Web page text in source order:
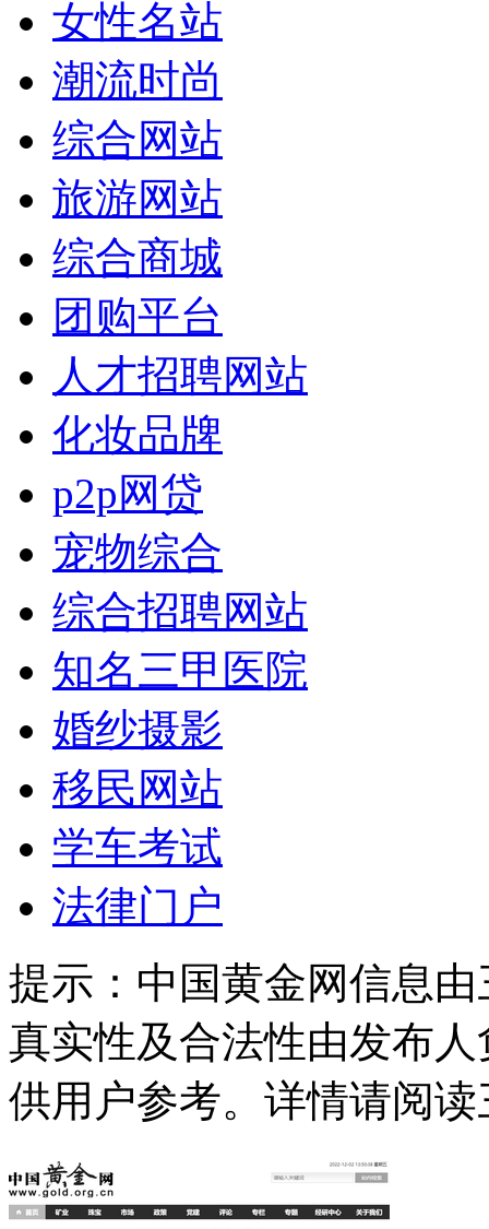
女性名站
潮流时尚
综合网站
旅游网站
综合商城
团购平台
人才招聘网站
化妆品牌
p2p网贷
宠物综合
综合招聘网站
知名三甲医院
婚纱摄影
移民网站
学车考试
法律门户
提示： 中国黄金网信息
真实性及合法性由发布
供用户参考。详情请阅